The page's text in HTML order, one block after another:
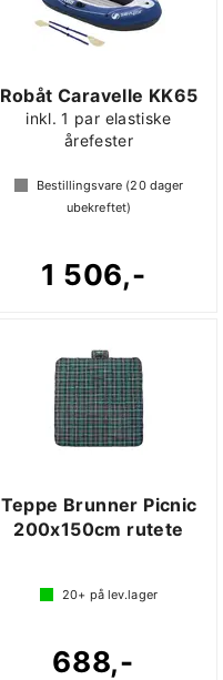
Robåt Caravelle KK65
inkl. 1 par elastiske
årefester
Bestillingsvare (20dager
ubekreftet)
1 506,-
Teppe Brunner Picnic
200x150cm rutete
20+ på lev.lager
688,-